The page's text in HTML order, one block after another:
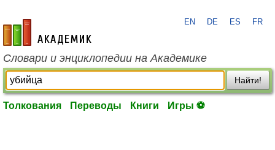
academic.ru
EN DE ES FR
Словари и энциклопедии на Академике
Найти!
Толкования Переводы Книги Игры ⚽